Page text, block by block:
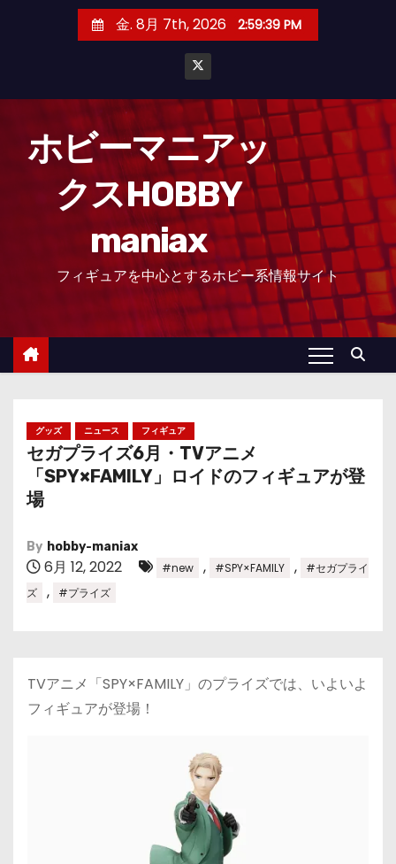
金. 8月 7th, 2026 2:59:39 PM
ホビーマニアッ
クスHOBBY
maniax
フィギュアを中心とするホビー系情報サイト
グッズ ニュース フィギュア
セガプライズ6月・TVアニメ
「SPY×FAMILY」ロイドのフィギュアが登
場
By hobby-maniax
6月 12, 2022 #new , #SPY×FAMILY ,
#セガプライ
ズ
, #プライズ
TVアニメ「SPY×FAMILY」のプライズでは、いよいよ
フィギュアが登場！